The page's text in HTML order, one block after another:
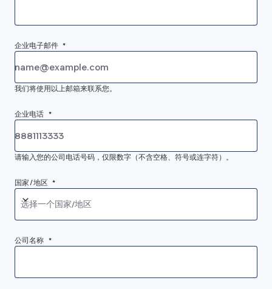
企业电子邮件 *
我们将使用以上邮箱来联系您。
企业电话 *
请输入您的公司电话号码，仅限数字（不含空格、符号或连字符）。
国家/地区 *
选择一个国家/地区
公司名称 *